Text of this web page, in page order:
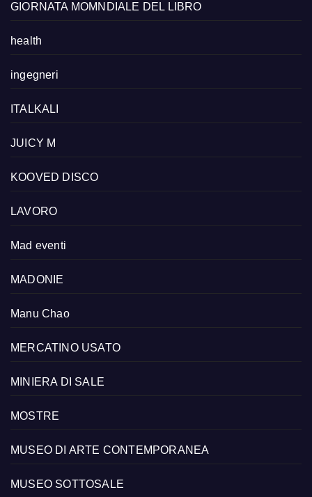
GIORNATA MOMNDIALE DEL LIBRO
health
ingegneri
ITALKALI
JUICY M
KOOVED DISCO
LAVORO
Mad eventi
MADONIE
Manu Chao
MERCATINO USATO
MINIERA DI SALE
MOSTRE
MUSEO DI ARTE CONTEMPORANEA
MUSEO SOTTOSALE